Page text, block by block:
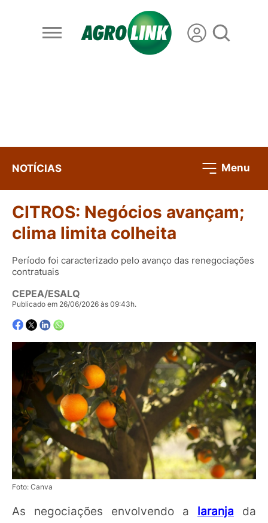
NOTÍCIAS Menu
CITROS: Negócios avançam;
clima limita colheita
Período foi caracterizado pelo avanço das renegociações
contratuais
CEPEA/ESALQ
Publicado em 26/06/2026 às 09:43h.
Foto: Canva
As negociações envolvendo a laranja da